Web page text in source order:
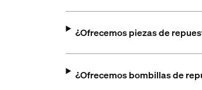
¿Ofrecemos piezas de
¿Ofrecemos bombillas de